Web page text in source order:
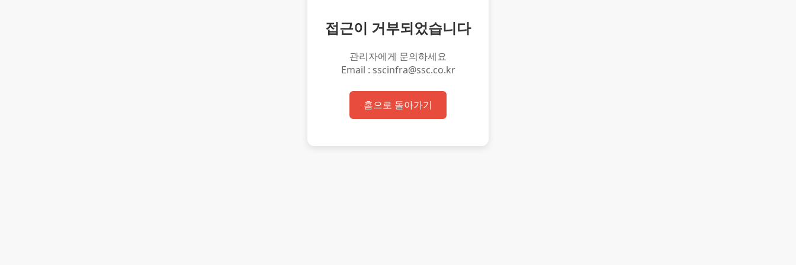
접근이 거부되었습니다
관리자에게 문의하세요
Email : sscinfra@ssc.co.kr
홈으로 돌아가기